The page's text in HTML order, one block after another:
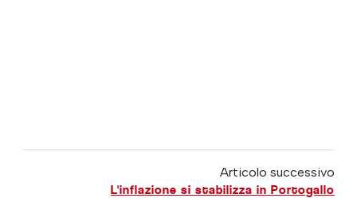
Articolo successivo
L'inflazione si stabilizza in Portogallo